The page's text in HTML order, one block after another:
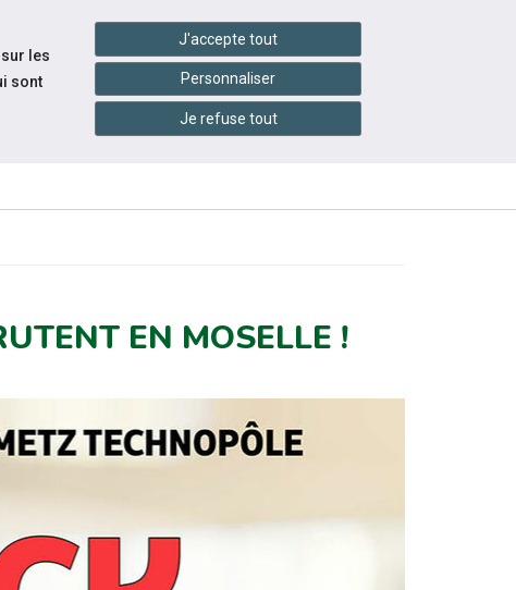
Sites du réseau settings_accessibility Accessibilité
ÉVÉNEMENTS
PRATIQUES
EN MOSELLE !
les
sont
J'accepte tout
Personnaliser
Je refuse tout